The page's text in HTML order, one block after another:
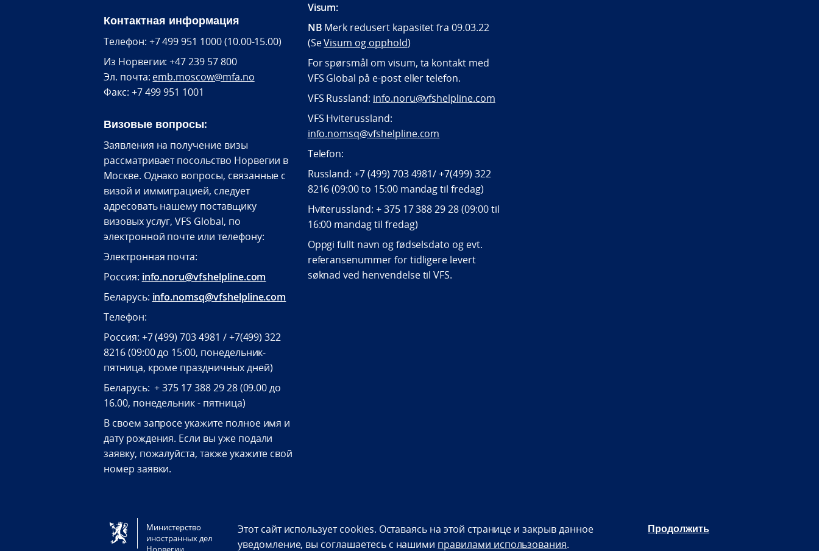
Контактная информация
Телефон: +7 499 951 1000 (10.00-15.00)
Из Норвегии: +47 239 57 800
Эл. почта: emb.moscow@mfa.no
Факс: +7 499 951 1001
Визовые вопросы:
Заявления на получение визы
рассматривает посольство Норвегии в
Москве. Однако вопросы, связанные с
визой и иммиграцией, следует
адресовать нашему поставщику
визовых услуг, VFS Global, по
электронной почте или телефону:
Электронная почта:
Россия: info.noru@vfshelpline.com
Беларусь: info.nomsq@vfshelpline.com
Телефон:
Россия: +7 (499) 703 4981 / +7(499) 322
8216 (09:00 до 15:00, понедельник-
пятница, кроме праздничных дней)
Беларусь: + 375 17 388 29 28 (09.00 до
16.00, понедельник - пятница)
В своем запросе укажите полное имя и
дату рождения. Если вы уже подали
заявку, пожалуйста, также укажите свой
номер заявки.
Visum:
NB Merk redusert kapasitet fra 09.03.22
(SeVisum og opphold)
For spørsmål om visum, ta kontakt med
VFS Global på e-post eller telefon.
VFS Russland: info.noru@vfshelpline.com
VFS Hviterussland:
info.nomsq@vfshelpline.com
Telefon:
Russland: +7 (499) 703 4981/ +7(499) 322
8216 (09:00 to 15:00 mandag til fredag)
Hviterussland: + 375 17 388 29 28 (09:00 til
16:00 mandag til fredag)
Oppgi fullt navn og fødselsdato og evt.
referansenummer for tidligere levert
søknad ved henvendelse til VFS.
Tilgjengelighetserklæring / Accessibility statement (NO)
Министерство
иностранных дел
Этот сайт использует cookies. Оставаясь на этой странице и закрыв данное
уведомление, вы соглашаетесь с нашими правилами использования.
Продолжить